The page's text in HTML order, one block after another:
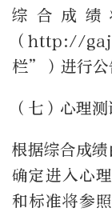
综合成
（http://
栏”）进行公
（七）心理
根据综合成
确定进入心
和标准将参